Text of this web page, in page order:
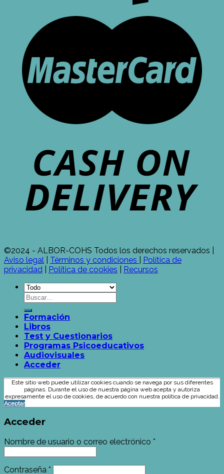
©2024 - ALBOR-COHS Todos los derechos reservados |
Aviso legal
Términos y condiciones
Política de
privacidad
Política de cookies Recursos
Formación
Libros
Test y Cuestionarios
Programas Psicoeducativos
Audiovisuales
Acceder
Este sitio web puede utilizar cookies cuando se navega por sus diferentes
páginas. Durante el uso de nuestra página web acepta y autoriza
expresamente el uso de cookies, de acuerdo con nuestra política de privacidad.
Aceptar
Acceder
Nombre de usuario o correo electrónico *
Contraseña *